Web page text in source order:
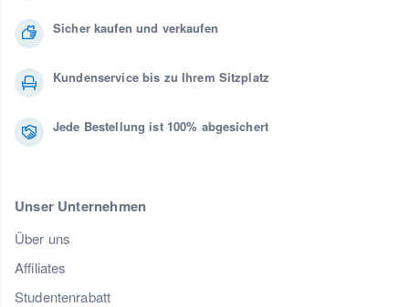
Sicher kaufen und verkaufen
Kundenservice bis zu Ihrem Sitzplatz
Jede Bestellung ist 100% abgesichert
Unser Unternehmen
Über uns
Affiliates
Studentenrabatt